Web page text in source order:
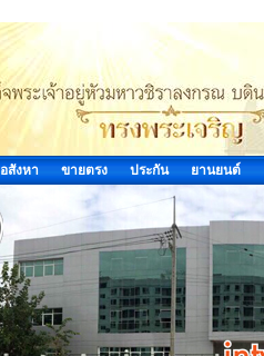
อสังหา ขายตรง ประกัน ยานยนต์